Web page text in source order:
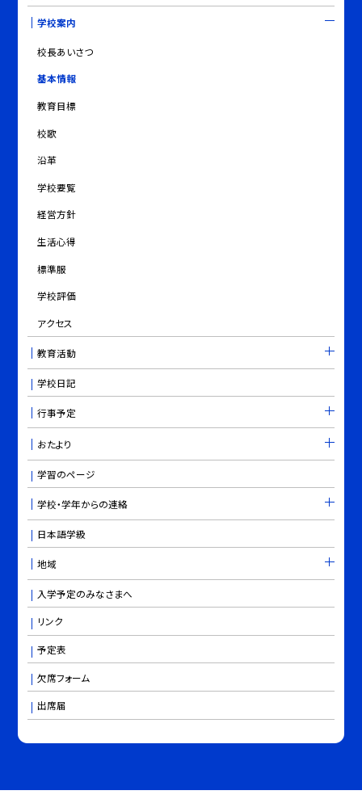
学校案内
校長あいさつ
基本情報
教育目標
校歌
沿革
学校要覧
経営方針
生活心得
標準服
学校評価
アクセス
教育活動
学校日記
行事予定
おたより
学習のページ
学校・学年からの連絡
日本語学級
地域
入学予定のみなさまへ
リンク
予定表
欠席フォーム
出席届